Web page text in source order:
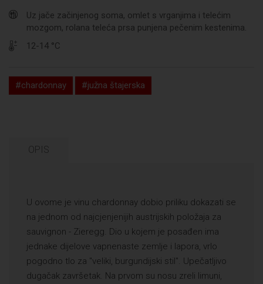
Uz jače začinjenog soma, omlet s vrganjima i telećim
mozgom, rolana teleća prsa punjena pečenim kestenima.
12-14 °C
#chardonnay #južna štajerska
OPIS
U ovome je vinu chardonnay dobio priliku dokazati se
na jednom od najcjenjenijih austrijskih položaja za
sauvignon - Zieregg. Dio u kojem je posađen ima
jednake dijelove vapnenaste zemlje i lapora, vrlo
pogodno tlo za "veliki, burgundijski stil". Upečatljivo
dugačak završetak. Na prvom su nosu zreli limuni,